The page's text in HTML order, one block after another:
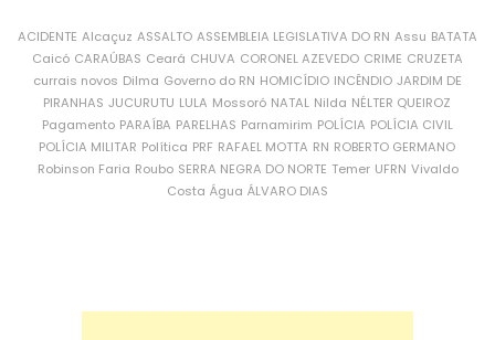
ACIDENTE Alcaçuz ASSALTO ASSEMBLEIA LEGISLATIVA DO RN Assu BATATA
Caicó CARAÚBAS Ceará CHUVA CORONEL AZEVEDO CRIME CRUZETA
currais novos Dilma Governo do RN HOMICÍDIO INCÊNDIO JARDIM DE
PIRANHAS JUCURUTU LULA Mossoró NATAL Nilda NÉLTER QUEIROZ
Pagamento PARAÍBA PARELHAS Parnamirim POLÍCIA POLÍCIA CIVIL
POLÍCIA MILITAR Política PRF RAFAEL MOTTA RN ROBERTO GERMANO
Robinson Faria Roubo SERRA NEGRA DO NORTE Temer UFRN Vivaldo
Costa Água ÁLVARO DIAS